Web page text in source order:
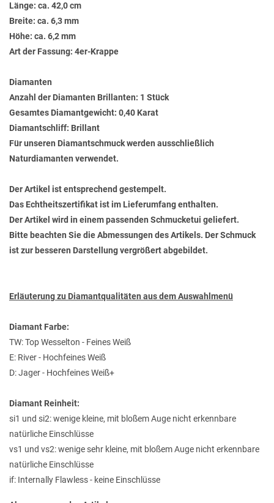
Länge: ca. 42,0 cm
Breite: ca. 6,3 mm
Höhe: ca. 6,2 mm
Art der Fassung: 4er-Krappe
Diamanten
Anzahl der Diamanten Brillanten: 1 Stück
Gesamtes Diamantgewicht: 0,40 Karat
Diamantschliff: Brillant
Für unseren Diamantschmuck werden ausschließlich
Naturdiamanten verwendet.
Der Artikel ist entsprechend gestempelt.
Das Echtheitszertifikat ist im Lieferumfang enthalten.
Der Artikel wird in einem passenden Schmucketui geliefert.
Bitte beachten Sie die Abmessungen des Artikels. Der Schmuck
ist zur besseren Darstellung vergrößert abgebildet.
Erläuterung zu Diamantqualitäten aus dem Auswahlmenü
Diamant Farbe:
TW: Top Wesselton - Feines Weiß
E: River - Hochfeines Weiß
D: Jager - Hochfeines Weiß+
Diamant Reinheit:
si1 und si2: wenige kleine, mit bloßem Auge nicht erkennbare
natürliche Einschlüsse
vs1 und vs2: wenige sehr kleine, mit bloßem Auge nicht erkennbare
natürliche Einschlüsse
if: Internally Flawless - keine Einschlüsse